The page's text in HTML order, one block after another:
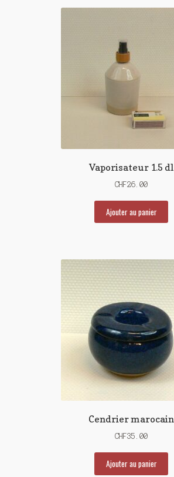
Vaporisateur 1.5 dl
CHF26.00
Ajouter au panier
Cendrier marocain
CHF35.00
Ajouter au panier